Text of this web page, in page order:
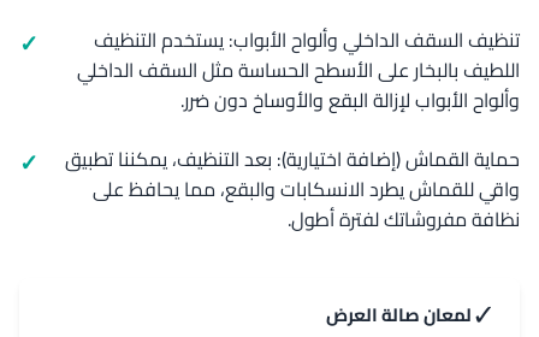
تنظيف السقف الداخلي وألواح الأبواب: يستخدم التنظيف
اللطيف بالبخار على الأسطح الحساسة مثل السقف الداخلي
وألواح الأبواب لإزالة البقع والأوساخ دون ضرر.
حماية القماش (إضافة اختيارية): بعد التنظيف، يمكننا تطبيق
واقي للقماش يطرد الانسكابات والبقع، مما يحافظ على
نظافة مفروشاتك لفترة أطول.
✓لمعان صالة العرض